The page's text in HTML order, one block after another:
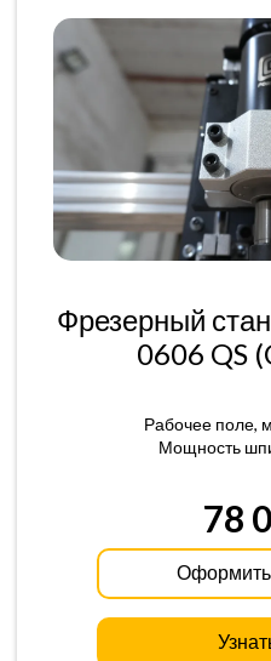
Фрезерный
0606 QS
Рабочее поле,
Мощность
78
Оформить